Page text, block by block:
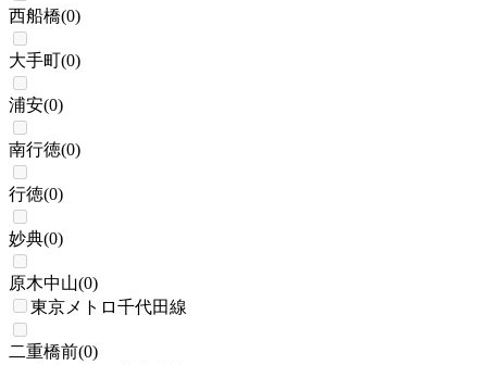
西船橋(0)
大手町(0)
浦安(0)
南行徳(0)
行徳(0)
妙典(0)
原木中山(0)
東京メトロ千代田線
二重橋前(0)